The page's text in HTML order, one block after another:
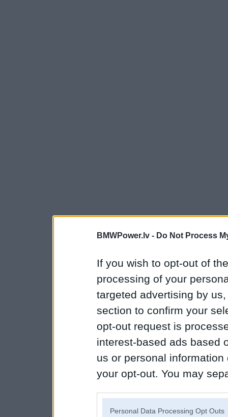
BMWPower.lv - Do Not Process
If you wish to opt-out of
processing of your
targeted advertising by
section to confirm your
opt-out request is
interest-based ads based
us or personal
your opt-out. You may
Personal Data Processing Opt Outs